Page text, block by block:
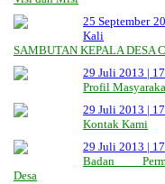
25 September
Kali
SAMBUTAN KEPALA DESA
29 Juli 2013 |
Profil
29 Juli 2013 |
Kontak Kami
29 Juli 2013 |
Badan
Desa